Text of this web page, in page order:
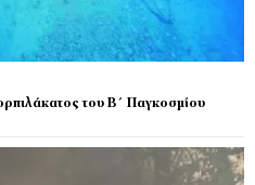
του Β΄ Παγκοσμίου